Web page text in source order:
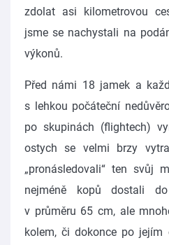
zdolat asi kilometrovou
jsme se nachystali na
výkonů.
Před námi 18 jamek a
s lehkou počáteční
po skupinách (flightech)
ostych se velmi brzy
„pronásledovali“ ten svůj
nejméně kopů dostali
v průměru 65 cm, ale
kolem, či dokonce po